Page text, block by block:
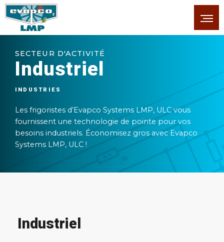
SECTEUR D'ACTIVITÉ
Industriel
INDUSTRIES
Les frigoristes d’Evapco Systems LMP, ULC vous
fournissent une technologie de pointe pour vos
besoins industriels. Économisez gros avec Evapco
Systems LMP, ULC !
Industriel